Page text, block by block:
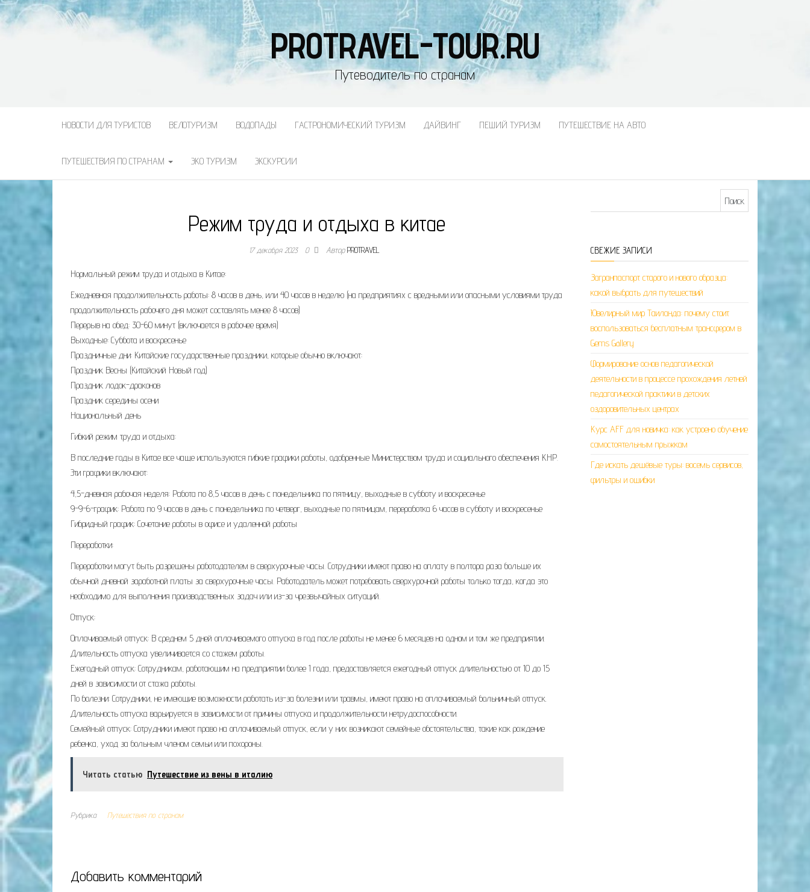
PROTRAVEL-TOUR.RU
Путеводитель по странам
НОВОСТИ ДЛЯ ТУРИСТОВ ВЕЛОТУРИЗМ ВОДОПАДЫ ГАСТРОНОМИЧЕСКИЙ ТУРИЗМ ДАЙВИНГ ПЕШИЙ ТУРИЗМ ПУТЕШЕСТВИЕ НА АВТО
ПУТЕШЕСТВИЯ ПО СТРАНАМ ЭКО ТУРИЗМ ЭКСКУРСИИ
Режим труда и отдыха в китае
17 декабря 2023 0 АвторPROTRAVEL
Нормальный режим труда и отдыха в Китае:
Ежедневная продолжительность работы: 8 часов в день, или 40 часов в неделю (на предприятиях с вредными или опасными условиями труда
продолжительность рабочего дня может составлять менее 8 часов)
Перерыв на обед: 30-60 минут (включается в рабочее время)
Выходные: Суббота и воскресенье
Праздничные дни: Китайские государственные праздники, которые обычно включают:
Праздник Весны (Китайский Новый год)
Праздник лодок-драконов
Праздник середины осени
Национальный день
Гибкий режим труда и отдыха:
В последние годы в Китае все чаще используются гибкие графики работы, одобренные Министерством труда и социального обеспечения КНР.
Эти графики включают:
4,5-дневная рабочая неделя: Работа по 8,5 часов в день с понедельника по пятницу, выходные в субботу и воскресенье
9-9-6-график: Работа по 9 часов в день с понедельника по четверг, выходные по пятницам, переработка 6 часов в субботу и воскресенье
Гибридный график: Сочетание работы в офисе и удаленной работы
Переработки:
Переработки могут быть разрешены работодателем в сверхурочные часы. Сотрудники имеют право на оплату в полтора раза больше их
обычной дневной заработной платы за сверхурочные часы. Работодатель может потребовать сверхурочной работы только тогда, когда это
необходимо для выполнения производственных задач или из-за чрезвычайных ситуаций.
Отпуск:
Оплачиваемый отпуск: В среднем 5 дней оплачиваемого отпуска в год после работы не менее 6 месяцев на одном и том же предприятии.
Длительность отпуска увеличивается со стажем работы.
Ежегодный отпуск: Сотрудникам, работающим на предприятии более 1 года, предоставляется ежегодный отпуск длительностью от 10 до 15
дней в зависимости от стажа работы.
По болезни: Сотрудники, не имеющие возможности работать из-за болезни или травмы, имеют право на оплачиваемый больничный отпуск.
Длительность отпуска варьируется в зависимости от причины отпуска и продолжительности нетрудоспособности.
Семейный отпуск: Сотрудники имеют право на оплачиваемый отпуск, если у них возникают семейные обстоятельства, такие как рождение
ребенка, уход за больным членом семьи или похороны.
Читать статью Путешествие из вены в италию
Рубрика Путешествия по странам
Добавить комментарий
СВЕЖИЕ ЗАПИСИ
Загранпаспорт старого и нового образца:
какой выбрать для путешествий
Ювелирный мир Таиланда: почему стоит
воспользоваться бесплатным трансфером в
Gems Gallery
Формирование основ педагогической
деятельности в процессе прохождения летней
педагогической практики в детских
оздоровительных центрах
Курс AFF для новичка: как устроено обучение
самостоятельным прыжкам
Где искать дешёвые туры: восемь сервисов,
фильтры и ошибки